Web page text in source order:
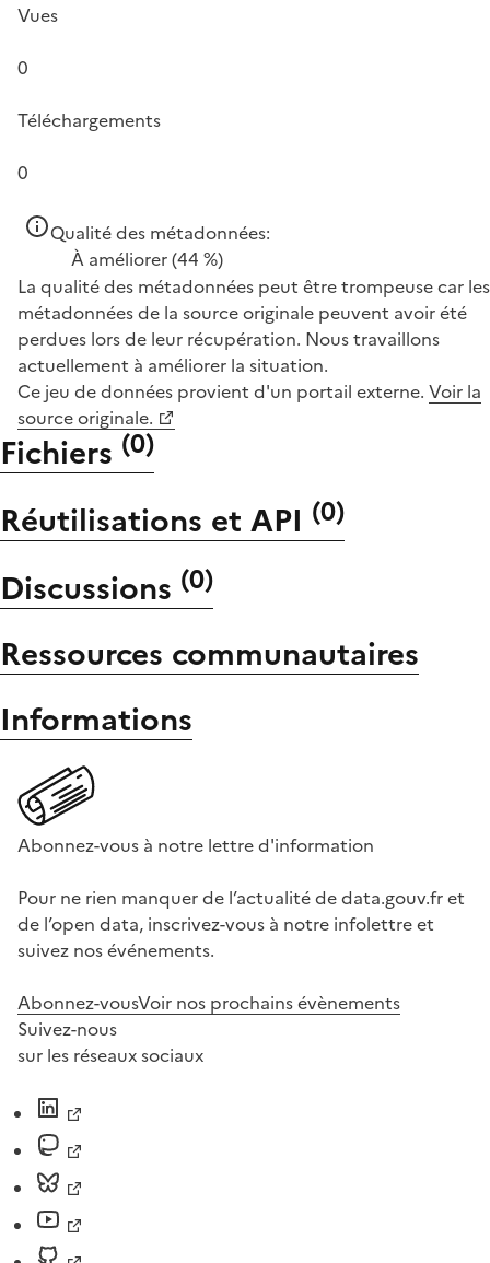
Vues
0
Téléchargements
0
Qualité des métadonnées:
À améliorer(44 %)
La qualité des métadonnées peut être trompeuse car les
métadonnées de la source originale peuvent avoir été
perdues lors de leur récupération. Nous travaillons
actuellement à améliorer la situation.
Ce jeu de données provient d'un portail externe. Voir la
source originale.
Fichiers (0)
Réutilisations et API (0)
Discussions (0)
Ressources communautaires
Informations
Abonnez-vous à notre lettre d'information
Pour ne rien manquer de l’actualité de data.gouv.fr et
de l’open data, inscrivez-vous à notre infolettre et
suivez nos événements.
Abonnez-vousVoir nos prochains évènements
Suivez-nous
sur les réseaux sociaux